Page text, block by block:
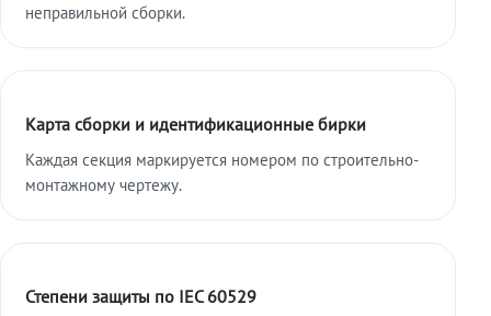
неправильной сборки.
Карта сборки и идентификационные бирки
Каждая секция маркируется номером по строительно-
монтажному чертежу.
Степени защиты по IEC 60529